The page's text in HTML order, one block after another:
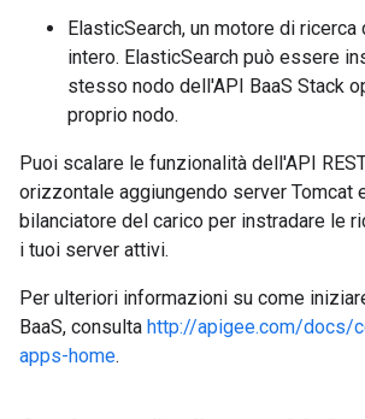
ElasticSearch, un motore di
intero. ElasticSearch può essere
stesso nodo dell'API BaaS Stack
proprio nodo.
Puoi scalare le funzionalità dell'API
orizzontale aggiungendo server Tomcat
bilanciatore del carico per instradare le
i tuoi server attivi.
Per ulteriori informazioni su come
BaaS, consulta http://apigee.com/docs/
apps-home.